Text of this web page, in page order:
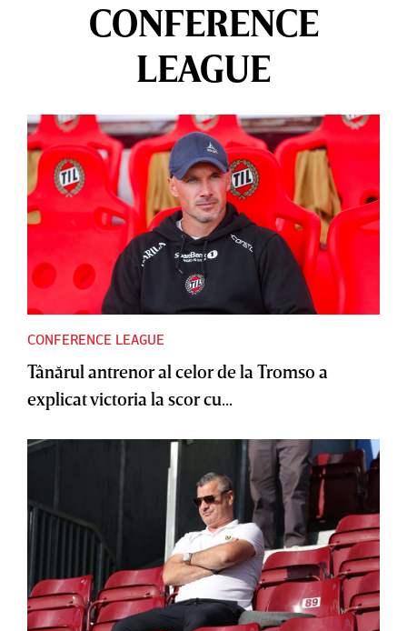
CONFERENCE
LEAGUE
CONFERENCE LEAGUE
Tânărul antrenor al celor de la Tromso a
explicat victoria la scor cu...